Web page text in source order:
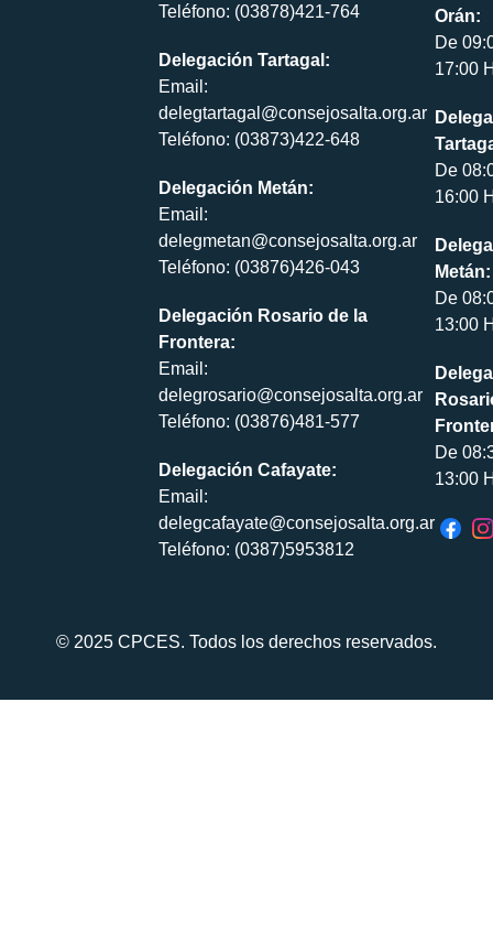
Teléfono: (03878)421-764
Delegación Tartagal:
Email:
delegtartagal@consejosalta.org.ar
Teléfono: (03873)422-648
Delegación Metán:
Email:
delegmetan@consejosalta.org.ar
Teléfono: (03876)426-043
Delegación Rosario de la
Frontera:
Email:
delegrosario@consejosalta.org.ar
Teléfono: (03876)481-577
Delegación Cafayate:
Email:
delegcafayate@consejosalta.org.ar
Teléfono: (0387)5953812
Orán:
De
17:00
De
16:00
Metán:
De
13:00
De
13:00
© 2025 CPCES. Todos los derechos reservados.